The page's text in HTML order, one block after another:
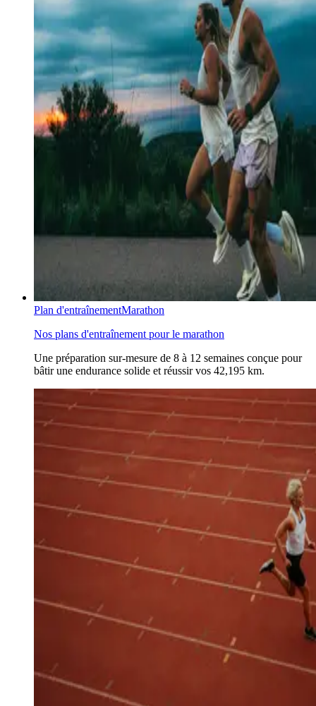
Plan d'entraînementMarathon
Nos plans d'entraînement pour le marathon
Une préparation sur-mesure de 8 à 12 semaines conçue pour
bâtir une endurance solide et réussir vos 42,195 km.